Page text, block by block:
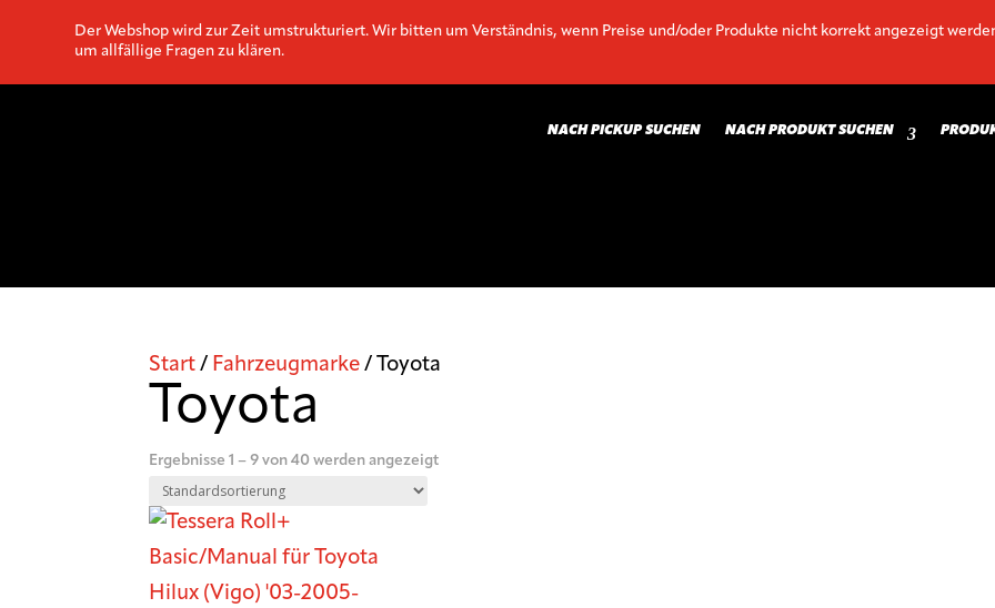
Der Webshop wird zur Zeit umstrukturiert. Wir bitten um Verständnis, wenn Preise und/oder Produkte nicht korrekt angezeigt
um allfällige Fragen zu klären.
NACH PICKUP SUCHEN NACH PRODUKT SUCHEN
Start / Fahrzeugmarke / Toyota
Toyota
Ergebnisse 1 – 9 von 40 werden angezeigt